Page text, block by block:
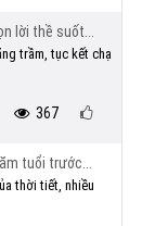
lời thề suốt...
trầm, tục kết chạ
367
tuổi trước...
thời tiết, nhiều